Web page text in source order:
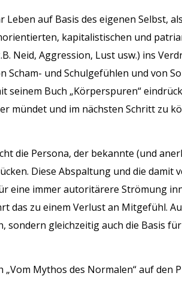
auf Basis des eigenen Selbst,
kapitalistischen und
Neid, Aggression, Lust usw.) ins
Scham- und Schulgefühlen und von
seinem Buch „Körperspuren“
mündet und im nächsten Schritt zu
die Persona, der bekannte (und
Diese Abspaltung und die damit
eine immer autoritärere Strömung
das zu einem Verlust an Mitgefühl.
sondern gleichzeitig auch die Basis
Mythos des Normalen“ auf den